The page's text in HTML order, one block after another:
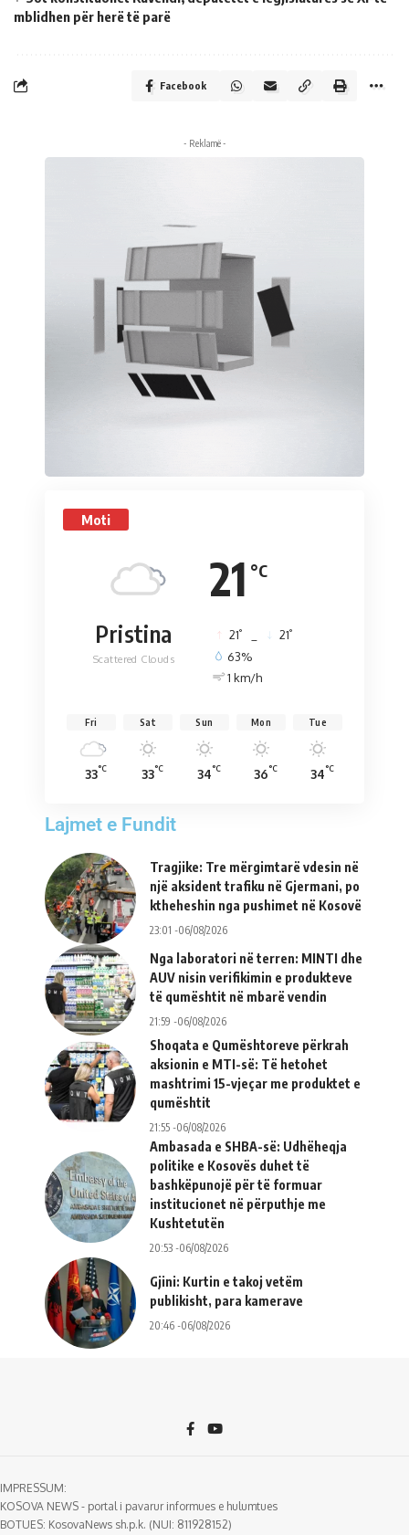
mblidhen për herë të parë
Facebook
- Reklamë -
Moti
21 °C
Pristina
Scattered Clouds
21° 21°
63%
1 km/h
Fri
33°C
Sat
33°C
Sun
34°C
Mon
36°C
Tue
34°C
Lajmet e Fundit
Tragjike: Tre mërgimtarë vdesin në
një aksident trafiku në Gjermani, po
ktheheshin nga pushimet në Kosovë
23:01 -06/08/2026
Nga laboratori në terren: MINTI dhe
AUV nisin verifikimin e produkteve
të qumështit në mbarë vendin
21:59 -06/08/2026
Shoqata e Qumështoreve përkrah
aksionin e MTI-së: Të hetohet
mashtrimi 15-vjeçar me produktet e
qumështit
21:55 -06/08/2026
Ambasada e SHBA-së: Udhëheqja
politike e Kosovës duhet të
bashkëpunojë për të formuar
institucionet në përputhje me
Kushtetutën
20:53 -06/08/2026
Gjini: Kurtin e takoj vetëm
publikisht, para kamerave
20:46 -06/08/2026
IMPRESSUM:
KOSOVA NEWS - portal i pavarur informues e hulumtues
BOTUES: KosovaNews sh.p.k. (NUI: 811928152)